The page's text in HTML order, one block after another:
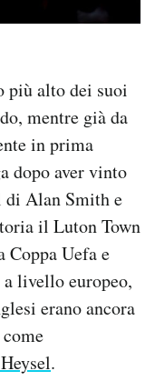
più alto dei suoi
mentre già da
in prima
dopo aver vinto
di Alan Smith e
il Luton Town
Coppa Uefa e
livello europeo,
erano ancora
.